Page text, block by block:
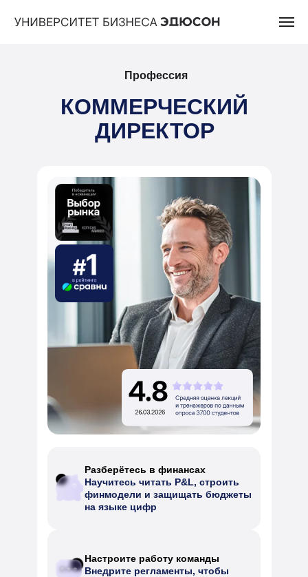
Разберётесь в финансах
Научитесь читать P&L, строить
финмодели и защищать бюджеты
на языке цифр
Настроите работу команды
Внедрите регламенты, чтобы
Профессия
КОММЕРЧЕСКИЙ
ДИРЕКТОР